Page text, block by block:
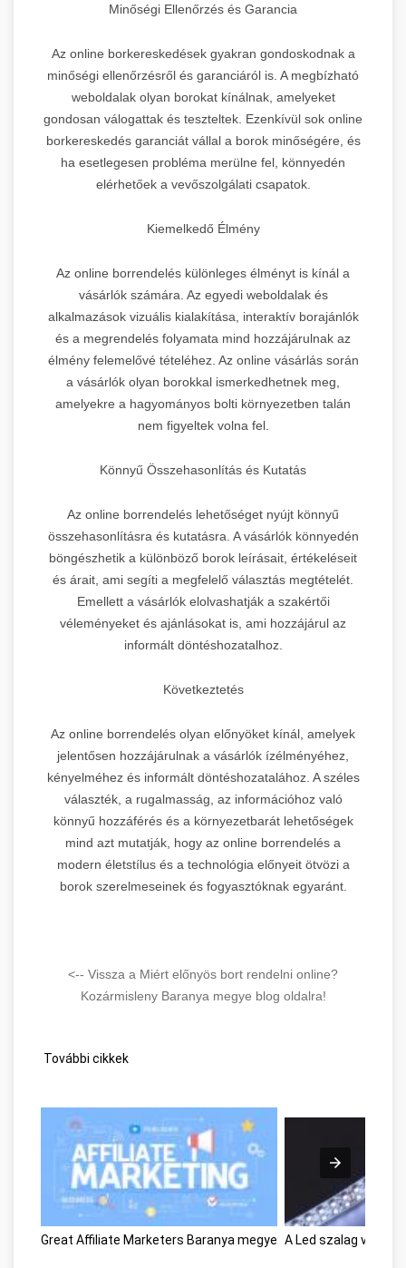
Minőségi Ellenőrzés és Garancia
Az online borkereskedések gyakran gondoskodnak a
minőségi ellenőrzésről és garanciáról is. A megbízható
weboldalak olyan borokat kínálnak, amelyeket
gondosan válogattak és teszteltek. Ezenkívül sok online
borkereskedés garanciát vállal a borok minőségére, és
ha esetlegesen probléma merülne fel, könnyedén
elérhetőek a vevőszolgálati csapatok.
Kiemelkedő Élmény
Az online borrendelés különleges élményt is kínál a
vásárlók számára. Az egyedi weboldalak és
alkalmazások vizuális kialakítása, interaktív borajánlók
és a megrendelés folyamata mind hozzájárulnak az
élmény felemelővé tételéhez. Az online vásárlás során
a vásárlók olyan borokkal ismerkedhetnek meg,
amelyekre a hagyományos bolti környezetben talán
nem figyeltek volna fel.
Könnyű Összehasonlítás és Kutatás
Az online borrendelés lehetőséget nyújt könnyű
összehasonlításra és kutatásra. A vásárlók könnyedén
böngészhetik a különböző borok leírásait, értékeléseit
és árait, ami segíti a megfelelő választás megtételét.
Emellett a vásárlók elolvashatják a szakértői
véleményeket és ajánlásokat is, ami hozzájárul az
informált döntéshozatalhoz.
Következtetés
Az online borrendelés olyan előnyöket kínál, amelyek
jelentősen hozzájárulnak a vásárlók ízélményéhez,
kényelméhez és informált döntéshozatalához. A széles
választék, a rugalmasság, az információhoz való
könnyű hozzáférés és a környezetbarát lehetőségek
mind azt mutatják, hogy az online borrendelés a
modern életstílus és a technológia előnyeit ötvözi a
borok szerelmeseinek és fogyasztóknak egyaránt.
<-- Vissza a Miért előnyös bort rendelni online?
Kozármisleny Baranya megye blog oldalra!
További cikkek
Great Affiliate Marketers Baranya megye A Led szalag